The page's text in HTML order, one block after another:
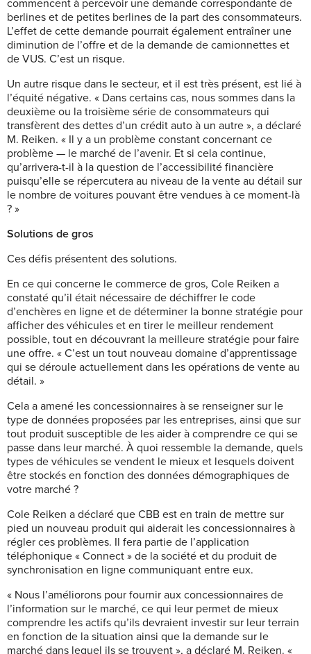
commencent à percevoir une demande correspondante de
berlines et de petites berlines de la part des consommateurs.
L’effet de cette demande pourrait également entraîner une
diminution de l’offre et de la demande de camionnettes et
de VUS. C’est un risque.
Un autre risque dans le secteur, et il est très présent, est lié à
l’équité négative. « Dans certains cas, nous sommes dans la
deuxième ou la troisième série de consommateurs qui
transfèrent des dettes d’un crédit auto à un autre », a déclaré
M. Reiken. « Il y a un problème constant concernant ce
problème — le marché de l’avenir. Et si cela continue,
qu’arrivera-t-il à la question de l’accessibilité financière
puisqu’elle se répercutera au niveau de la vente au détail sur
le nombre de voitures pouvant être vendues à ce moment-là
? »
Solutions de gros
Ces défis présentent des solutions.
En ce qui concerne le commerce de gros, Cole Reiken a
constaté qu’il était nécessaire de déchiffrer le code
d’enchères en ligne et de déterminer la bonne stratégie pour
afficher des véhicules et en tirer le meilleur rendement
possible, tout en découvrant la meilleure stratégie pour faire
une offre. « C’est un tout nouveau domaine d’apprentissage
qui se déroule actuellement dans les opérations de vente au
détail. »
Cela a amené les concessionnaires à se renseigner sur le
type de données proposées par les entreprises, ainsi que sur
tout produit susceptible de les aider à comprendre ce qui se
passe dans leur marché. À quoi ressemble la demande, quels
types de véhicules se vendent le mieux et lesquels doivent
être stockés en fonction des données démographiques de
votre marché ?
Cole Reiken a déclaré que CBB est en train de mettre sur
pied un nouveau produit qui aiderait les concessionnaires à
régler ces problèmes. Il fera partie de l’application
téléphonique « Connect » de la société et du produit de
synchronisation en ligne communiquant entre eux.
« Nous l’améliorons pour fournir aux concessionnaires de
l’information sur le marché, ce qui leur permet de mieux
comprendre les actifs qu’ils devraient investir sur leur terrain
en fonction de la situation ainsi que la demande sur le
marché dans lequel ils se trouvent », a déclaré M. Reiken. «